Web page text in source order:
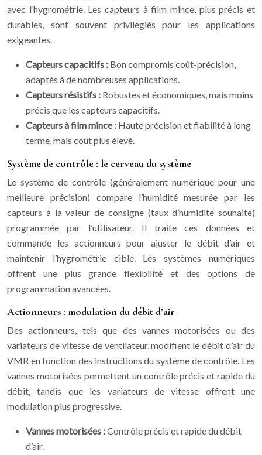
avec l’hygrométrie. Les capteurs à film mince, plus précis et
durables, sont souvent privilégiés pour les applications
exigeantes.
Capteurs capacitifs : Bon compromis coût-précision,
adaptés à de nombreuses applications.
Capteurs résistifs : Robustes et économiques, mais moins
précis que les capteurs capacitifs.
Capteurs à film mince : Haute précision et fiabilité à long
terme, mais coût plus élevé.
Système de contrôle : le cerveau du système
Le système de contrôle (généralement numérique pour une
meilleure précision) compare l’humidité mesurée par les
capteurs à la valeur de consigne (taux d’humidité souhaité)
programmée par l’utilisateur. Il traite ces données et
commande les actionneurs pour ajuster le débit d’air et
maintenir l’hygrométrie cible. Les systèmes numériques
offrent une plus grande flexibilité et des options de
programmation avancées.
Actionneurs : modulation du débit d’air
Des actionneurs, tels que des vannes motorisées ou des
variateurs de vitesse de ventilateur, modifient le débit d’air du
VMR en fonction des instructions du système de contrôle. Les
vannes motorisées permettent un contrôle précis et rapide du
débit, tandis que les variateurs de vitesse offrent une
modulation plus progressive.
Vannes motorisées :Contrôle précis et rapide du débit
d’air.